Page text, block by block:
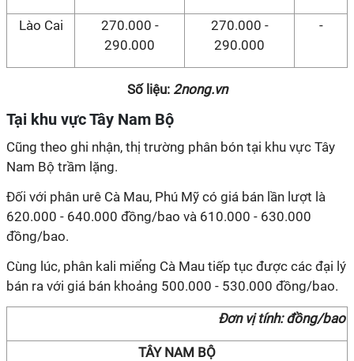
Lào Cai
270.000 -
290.000
270.000 -
290.000
-
Số liệu:2nong.vn
Tại khu vực Tây Nam Bộ
Cũng theo ghi nhận, thị trường phân bón tại khu vực Tây
Nam Bộ trầm lặng.
Đối với phân urê Cà Mau, Phú Mỹ có giá bán lần lượt là
620.000 - 640.000 đồng/bao và 610.000 - 630.000
đồng/bao.
Cùng lúc, phân kali miểng Cà Mau tiếp tục được các đại lý
bán ra với giá bán khoảng 500.000 - 530.000 đồng/bao.
Đơn vị tính: đồng/bao
TÂY NAM BỘ